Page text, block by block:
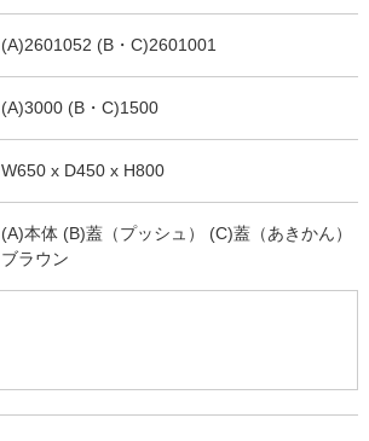
(A)2601052 (B・C)2601001
(A)3000 (B・C)1500
W650 x D450 x H800
(A)本体 (B)蓋（プッシュ） (C)蓋（あきかん）
ブラウン